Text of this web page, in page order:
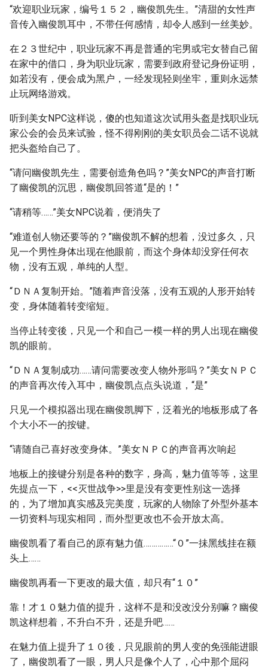
“欢迎职业玩家，编号１５２，幽俊凯先生。”清甜的女性声
音传入幽俊凯耳中，不带任何感情，却令人感到一丝美妙。
在２３世纪中，职业玩家不再是普通的宅男或宅女替自己留
在家中的借口，身为职业玩家，需要到政府登记身份证明，
如若没有，便会成为黑户，一经发现轻则坐牢，重则永远禁
止玩网络游戏。
听到美女NPC这样说，傻的也知道这次试用头盔是找职业玩
家公会的会员来试验，怪不得刚刚的美女职员会二话不说就
把头盔给自己了。
“请问幽俊凯先生，需要创造角色吗？”美女NPC的声音打断
了幽俊凯的沉思，幽俊凯回答道“是的！”
“请稍等……”美女NPC说着，便消失了
“难道创人物还要等的？”幽俊凯不解的想着，没过多久，只
见一个男性身体出现在他眼前，而这个身体却没穿任何衣
物，没有五观，单纯的人型。
“ＤＮＡ复制开始。”随着声音没落，没有五观的人形开始转
变，身体随着转变缩短。
当停止转变後，只见一个和自己一模一样的男人出现在幽俊
凯的眼前。
“ＤＮＡ复制成功……请问需要改变人物外形吗？”美女ＮＰＣ
的声音再次传入耳中，幽俊凯点点头说道，“是”
只见一个模拟器出现在幽俊凯脚下，泛着光的地板形成了各
个大小不一的按键。
“请随自己喜好改变身体。”美女ＮＰＣ的声音再次响起
地板上的接键分别是各种的数字，身高，魅力值等等，这里
先提点一下，<<灭世战争>>里是没有变更性别这一选择
的，为了增加真实感及完美度，玩家的人物除了外型外基本
一切资料与现实相同，而外型更改也不会开放太高。
幽俊凯看了看自己的原有魅力值……………“０”一抺黑线挂在额
头上……
幽俊凯再看一下更改的最大值，却只有“１０”
靠！才１０魅力值的提升，这样不是和没改没分别嘛？幽俊
凯这样想着，不升白不升，还是升吧……
在魅力值上提升了１０後，只见眼前的男人变的免强能进眼
了，幽俊凯看了一眼，男人只是像个人了，心中那个屈闷